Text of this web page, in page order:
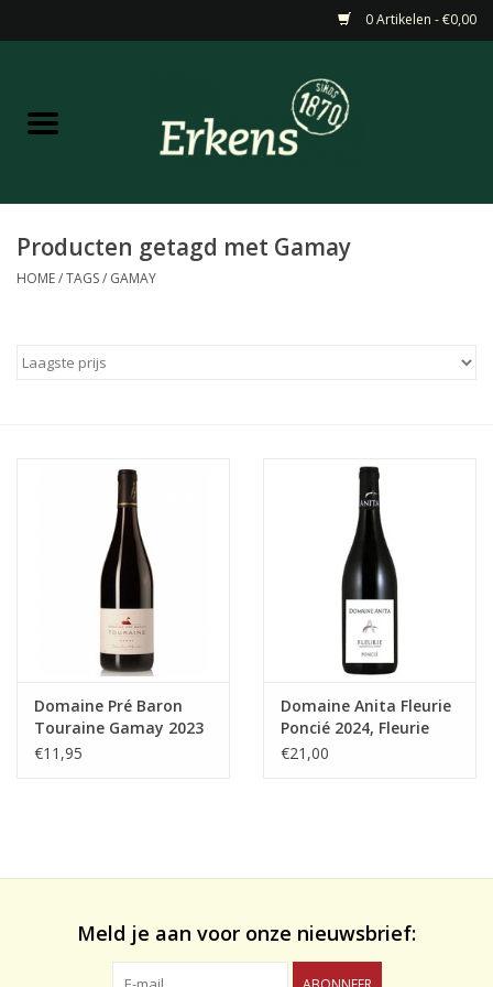
0 Artikelen - €0,00
Home
Barneveldse specialiteiten
Gedistilleerd &
likeuren&Overig
Wijnglazen - openers -karaffen
Producten getagd met Gamay
HOME/TAGS/ GAMAY
Domaine Pré Baron
Touraine Gamay 2023
A.O.P.
€11,95
Domaine Anita Fleurie
Poncié 2024, Fleurie
€21,00
Meld je aan voor onze nieuwsbrief: